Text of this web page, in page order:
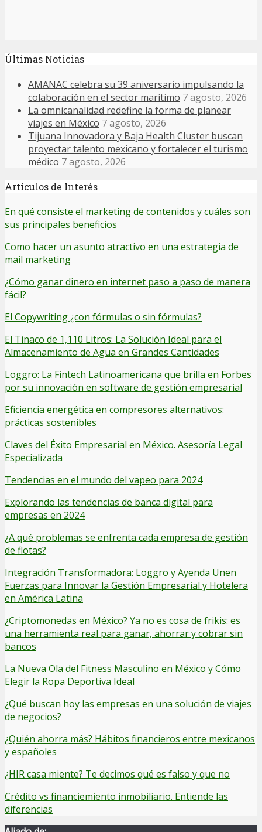
Últimas Noticias
AMANAC celebra su 39 aniversario impulsando la
colaboración en el sector marítimo 7 agosto, 2026
La omnicanalidad redefine la forma de planear
viajes en México 7 agosto, 2026
Tijuana Innovadora y Baja Health Cluster buscan
proyectar talento mexicano y fortalecer el turismo
médico 7 agosto, 2026
Artículos de Interés
En qué consiste el marketing de contenidos y cuáles son
sus principales beneficios
Como hacer un asunto atractivo en una estrategia de
mail marketing
¿Cómo ganar dinero en internet paso a paso de manera
fácil?
El Copywriting ¿con fórmulas o sin fórmulas?
El Tinaco de 1,110 Litros: La Solución Ideal para el
Almacenamiento de Agua en Grandes Cantidades
Loggro: La Fintech Latinoamericana que brilla en Forbes
por su innovación en software de gestión empresarial
Eficiencia energética en compresores alternativos:
prácticas sostenibles
Claves del Éxito Empresarial en México. Asesoría Legal
Especializada
Tendencias en el mundo del vapeo para 2024
Explorando las tendencias de banca digital para
empresas en 2024
¿A qué problemas se enfrenta cada empresa de gestión
de flotas?
Integración Transformadora: Loggro y Ayenda Unen
Fuerzas para Innovar la Gestión Empresarial y Hotelera
en América Latina
¿Criptomonedas en México? Ya no es cosa de frikis: es
una herramienta real para ganar, ahorrar y cobrar sin
bancos
La Nueva Ola del Fitness Masculino en México y Cómo
Elegir la Ropa Deportiva Ideal
¿Qué buscan hoy las empresas en una solución de viajes
de negocios?
¿Quién ahorra más? Hábitos financieros entre mexicanos
y españoles
¿HIR casa miente? Te decimos qué es falso y que no
Crédito vs financiemiento inmobiliario. Entiende las
diferencias